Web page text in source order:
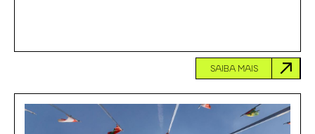
SAIBA MAIS